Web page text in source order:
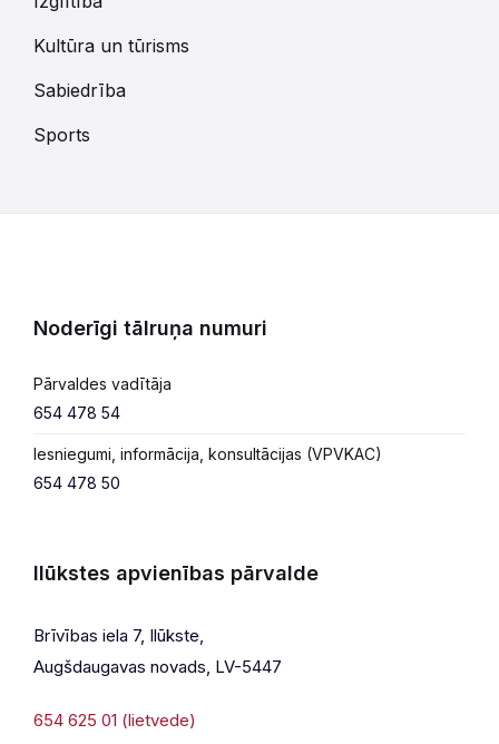
Kultūra un tūrisms
Sabiedrība
Sports
Noderīgi tālruņa numuri
Pārvaldes vadītāja
654 478 54
Iesniegumi, informācija, konsultācijas (VPVKAC)
654 478 50
Ilūkstes apvienības pārvalde
Brīvības iela 7, Ilūkste,
Augšdaugavas novads, LV-5447
654 625 01 (lietvede)